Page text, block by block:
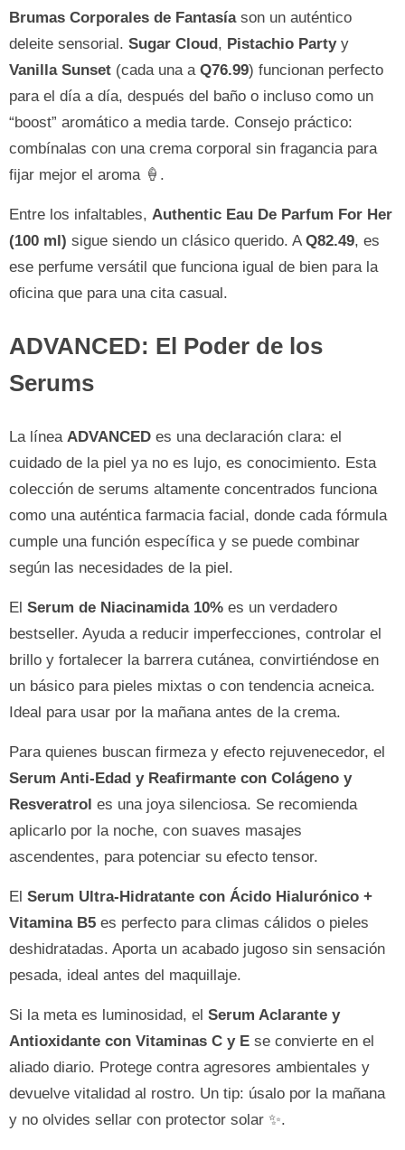
Brumas Corporales de Fantasíason un auténtico
deleite sensorial. Sugar Cloud, Pistachio Partyy
Vanilla Sunset (cada una a Q76.99) funcionan perfecto
para el día a día, después del baño o incluso como un
“boost” aromático a media tarde. Consejo práctico:
combínalas con una crema corporal sin fragancia para
fijar mejor el aroma 🍦.
Entre los infaltables, Authentic Eau De Parfum For Her
(100 ml) sigue siendo un clásico querido. A Q82.49, es
ese perfume versátil que funciona igual de bien para la
oficina que para una cita casual.
ADVANCED: El Poder de los
Serums
La línea ADVANCED es una declaración clara: el
cuidado de la piel ya no es lujo, es conocimiento. Esta
colección de serums altamente concentrados funciona
como una auténtica farmacia facial, donde cada fórmula
cumple una función específica y se puede combinar
según las necesidades de la piel.
El Serum de Niacinamida 10% es un verdadero
bestseller. Ayuda a reducir imperfecciones, controlar el
brillo y fortalecer la barrera cutánea, convirtiéndose en
un básico para pieles mixtas o con tendencia acneica.
Ideal para usar por la mañana antes de la crema.
Para quienes buscan firmeza y efecto rejuvenecedor, el
Serum Anti-Edad y Reafirmante con Colágeno y
Resveratrol es una joya silenciosa. Se recomienda
aplicarlo por la noche, con suaves masajes
ascendentes, para potenciar su efecto tensor.
El Serum Ultra-Hidratante con Ácido Hialurónico +
Vitamina B5 es perfecto para climas cálidos o pieles
deshidratadas. Aporta un acabado jugoso sin sensación
pesada, ideal antes del maquillaje.
Si la meta es luminosidad, el Serum Aclarante y
Antioxidante con Vitaminas C y E se convierte en el
aliado diario. Protege contra agresores ambientales y
devuelve vitalidad al rostro. Un tip: úsalo por la mañana
y no olvides sellar con protector solar ✨.